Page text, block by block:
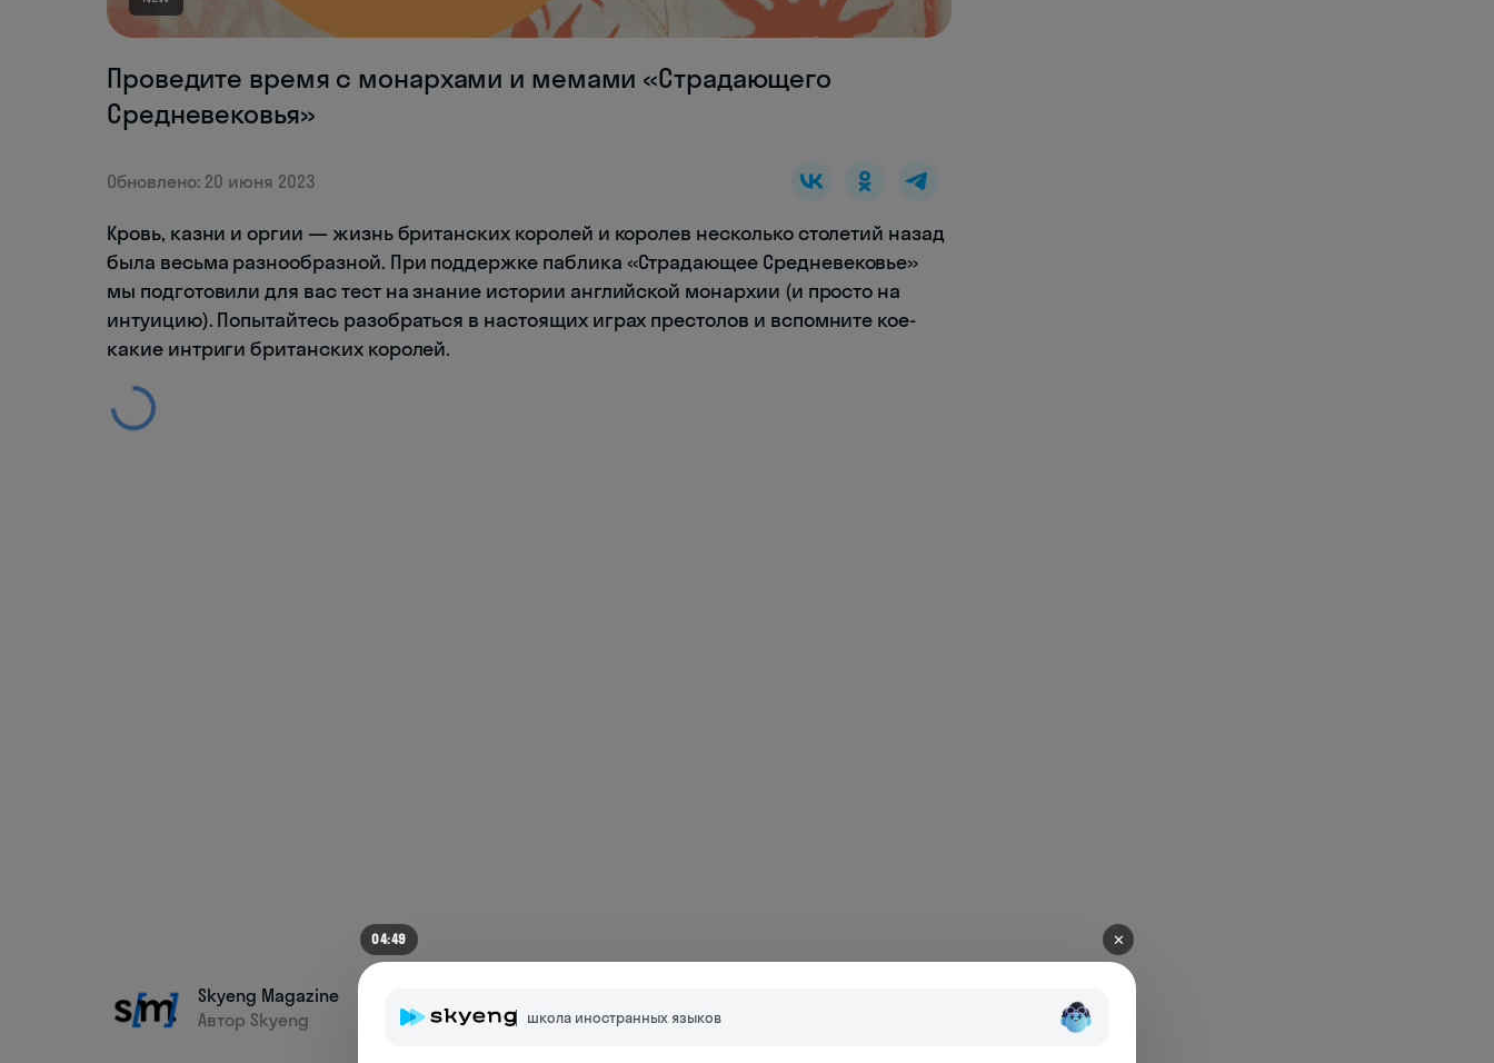
Проведите время с монархами и мемами «Страдающего
Средневековья»
Обновлено: 20 июня 2023
Кровь, казни и оргии — жизнь британских королей и королев несколько столетий назад
была весьма разнообразной. При поддержке паблика «Страдающее Средневековье»
мы подготовили для вас тест на знание истории английской монархии (и просто на
интуицию). Попытайтесь разобраться в настоящих играх престолов и вспомните кое-
какие интриги британских королей.
Skyeng Magazine
Автор Skyeng
04:42 ✕
школа иностранных языков